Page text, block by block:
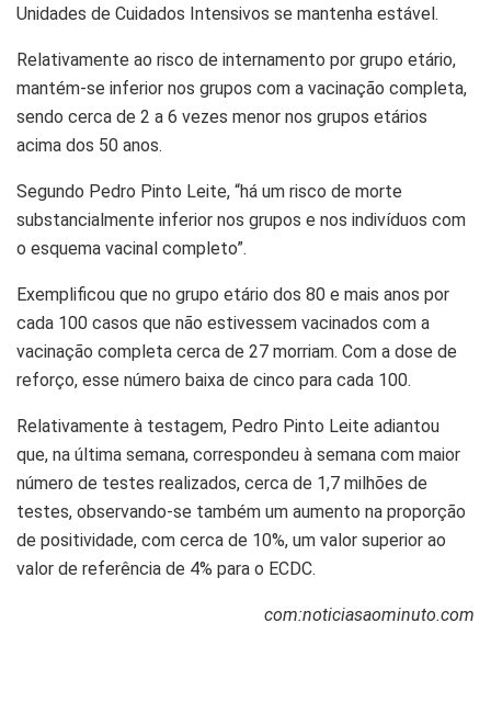
Unidades de Cuidados Intensivos se mantenha estável.
Relativamente ao risco de internamento por grupo etário,
mantém-se inferior nos grupos com a vacinação completa,
sendo cerca de 2 a 6 vezes menor nos grupos etários
acima dos 50 anos.
Segundo Pedro Pinto Leite, “há um risco de morte
substancialmente inferior nos grupos e nos indivíduos com
o esquema vacinal completo”.
Exemplificou que no grupo etário dos 80 e mais anos por
cada 100 casos que não estivessem vacinados com a
vacinação completa cerca de 27 morriam. Com a dose de
reforço, esse número baixa de cinco para cada 100.
Relativamente à testagem, Pedro Pinto Leite adiantou
que, na última semana, correspondeu à semana com maior
número de testes realizados, cerca de 1,7 milhões de
testes, observando-se também um aumento na proporção
de positividade, com cerca de 10%, um valor superior ao
valor de referência de 4% para o ECDC.
com:noticiasaominuto.com